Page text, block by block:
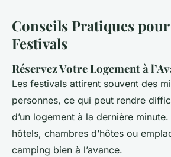
Conseils Pratiques
Festivals
Réservez Votre Logement à
Les festivals attirent souvent des
personnes, ce qui peut rendre
d’un logement à la dernière
hôtels, chambres d’hôtes ou
camping bien à l’avance.